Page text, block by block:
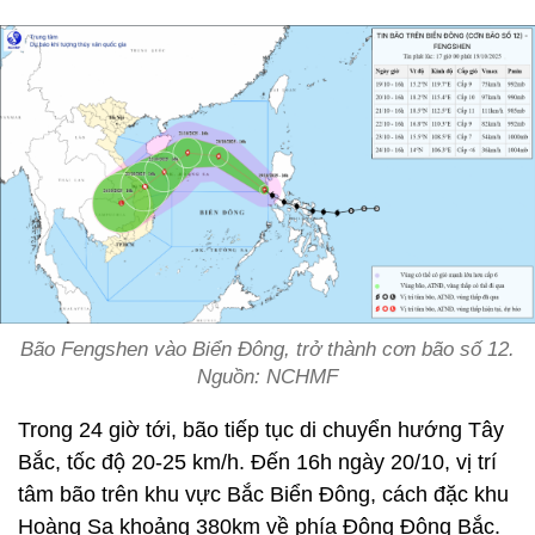
Bão Fengshen vào Biển Đông, trở thành cơn bão số 12.
Nguồn: NCHMF
Trong 24 giờ tới, bão tiếp tục di chuyển hướng Tây
Bắc, tốc độ 20-25 km/h. Đến 16h ngày 20/10, vị trí
tâm bão trên khu vực Bắc Biển Đông, cách đặc khu
Hoàng Sa khoảng 380km về phía Đông Đông Bắc.